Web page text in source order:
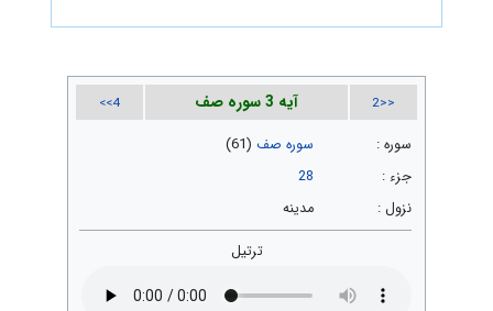
<<2 آیه 3 سوره صف 4>>
سوره : سوره صف (61)
جزء :
28
نزول :
مدینه
ترتیل